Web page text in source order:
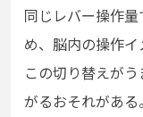
同じレバー操作
め、脳内の操作イ
この切り替えが
がるおそれがあ